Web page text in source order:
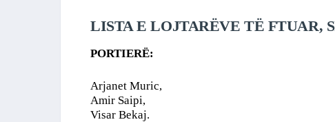
LISTA E LOJTARËVE TË FTUAR,
PORTIERË:
Arjanet Muric,
Amir Saipi,
Visar Bekaj.